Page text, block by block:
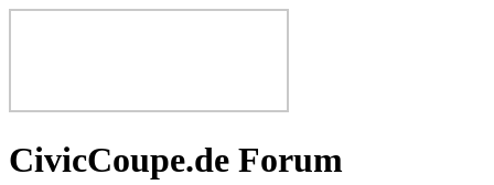
CivicCoupe.de Forum